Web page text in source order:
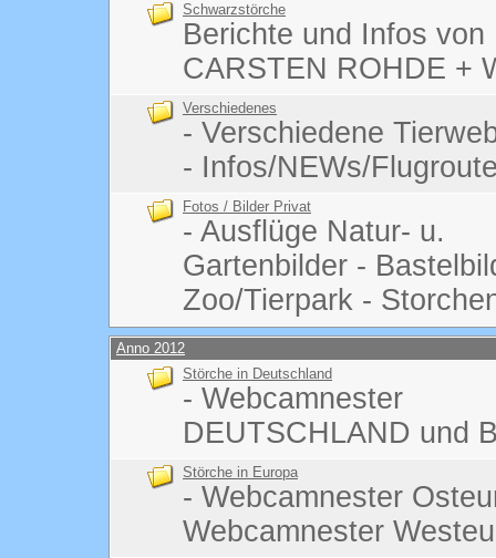
Schwarzstörche
Berichte und Infos von
CARSTEN ROHDE +
Verschiedenes
- Verschiedene
- Infos/NEWs/
Fotos / Bilder Privat
- Ausflüge Natur- u.
Gartenbilder -
Zoo/Tierpark -
Anno 2012
Störche in Deutschland
- Webcamnester
DEUTSCHLAND und
Störche in Europa
- Webcamnester
Webcamnester